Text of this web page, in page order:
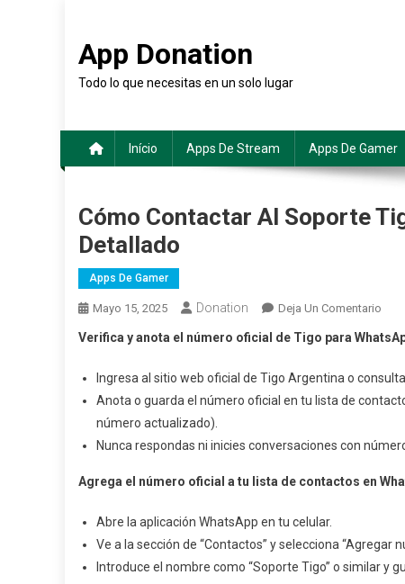
contenido
App Donation
Todo lo que necesitas en un solo lugar
Início Apps De Stream Apps De Gamer
Cómo Contactar Al Soporte
Detallado
Apps De Gamer
Mayo 15, 2025 Donation Deja Un Comentario
Paso
Verifica y anota el número oficial de Tigo para
Ingresa al sitio web oficial de Tigo Argentina o
Anota o guarda el número oficial en tu lista de
número actualizado).
Nunca respondas ni inicies conversaciones con
Agrega el número oficial a tu lista de contactos en
Abre la aplicación WhatsApp en tu celular.
Ve a la sección de “Contactos” y selecciona “Agregar
Introduce el nombre como “Soporte Tigo” o similar y